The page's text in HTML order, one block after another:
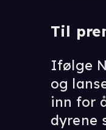
Til
Ifølge
og
inn for
dyrene